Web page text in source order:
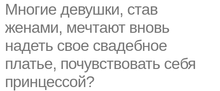
Многие девушки, став
женами, мечтают вновь
надеть свое свадебное
платье, почувствовать себя
принцессой?